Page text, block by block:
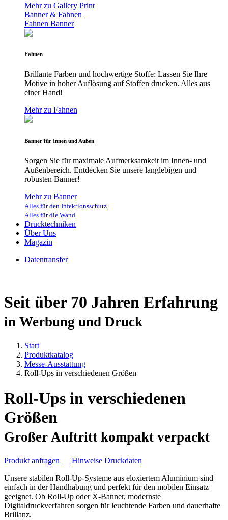
Mehr zu Gallery Print
Banner & Fahnen
Fahnen Banner
Fahnen
Brillante Farben und hochwertige Stoffe: Lassen Sie Ihre
Motive in hoher Auflösung auf Stoffen drucken. Alles aus
einer Hand!
Mehr zu Fahnen
Banner für Innen und Außen
Sorgen Sie für maximale Aufmerksamkeit im Innen- und
Außenbereich. Entdecken Sie unsere langlebigen und
robusten Banner!
Mehr zu Banner
Alles für den Infektionsschutz
Alles für die Wand
Drucktechniken
Über Uns
Magazin
Datentransfer
Seit über 70 Jahren Erfahrung
in Werbung und Druck
Start
Produktkatalog
Messe-Ausstattung
Roll-Ups in verschiedenen Größen
Roll-Ups in verschiedenen
Größen
Großer Auftritt kompakt verpackt
Produkt anfragen
Hinweise Druckdaten
Unsere stabilen Roll-Up-Systeme aus eloxiertem Aluminium sind
einfach in der Handhabung und perfekt für den mobilen Einsatz
geeignet. Ob Roll-Up oder X-Banner, modernste
Digitaldruckverfahren sorgen für leuchtende Farben und dauerhafte
Brillanz.